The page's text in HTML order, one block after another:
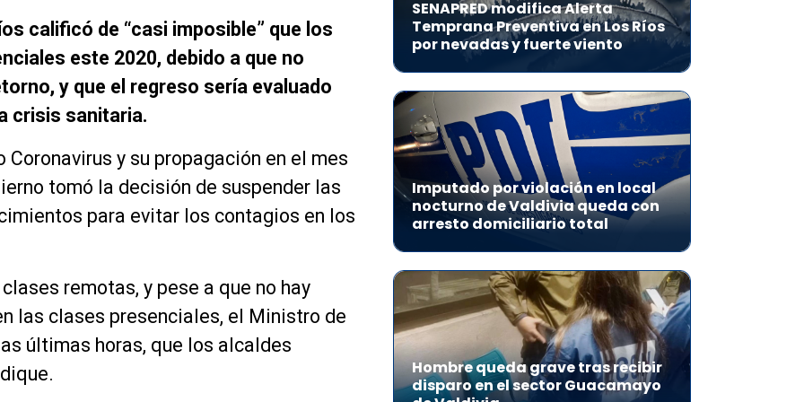
calificó de “casi imposible” que los
este 2020, debido a que no
y que el regreso sería evaluado
crisis sanitaria.
y su propagación en el mes
tomó la decisión de suspender las
para evitar los contagios en los
remotas, y pese a que no hay
las clases presenciales, el Ministro de
últimas horas, que los alcaldes
SENAPRED modifica Alerta
Temprana Preventiva en Los Ríos
por nevadas y fuerte viento
Imputado por violación en local
nocturno de Valdivia queda con
arresto domiciliario total
Hombre queda grave tras recibir
disparo en el sector Guacamayo